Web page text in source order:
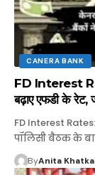
CANERA BANK
FD Interest
बढ़ाए एफडी के रेट,
FD Interest
पॉलिसी बैठक के
ByAnita